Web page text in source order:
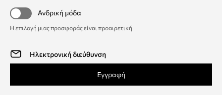
Ανδρική μόδα
Η επιλογή μιας προσφοράς είναι προαιρετική
Εγγραφή